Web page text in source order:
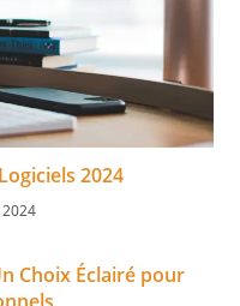
2024
Choix Éclairé pour